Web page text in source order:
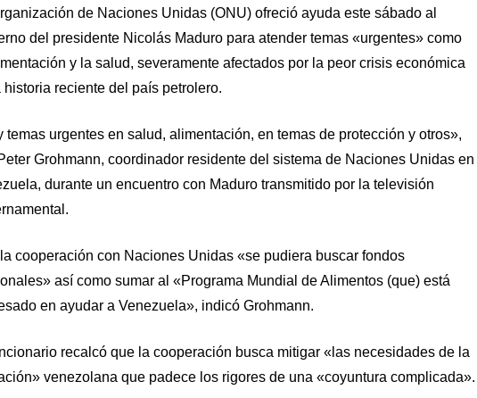
de Naciones Unidas (ONU) ofreció ayuda este sábado al
del presidente Nicolás Maduro para atender temas «urgentes» como
y la salud, severamente afectados por la peor crisis económica
historia reciente del país petrolero.
temas urgentes en salud, alimentación, en temas de protección y otros»,
Grohmann, coordinador residente del sistema de Naciones Unidas en
durante un encuentro con Maduro transmitido por la televisión
cooperación con Naciones Unidas «se pudiera buscar fondos
así como sumar al «Programa Mundial de Alimentos (que) está
en ayudar a Venezuela», indicó Grohmann.
recalcó que la cooperación busca mitigar «las necesidades de la
venezolana que padece los rigores de una «coyuntura complicada».